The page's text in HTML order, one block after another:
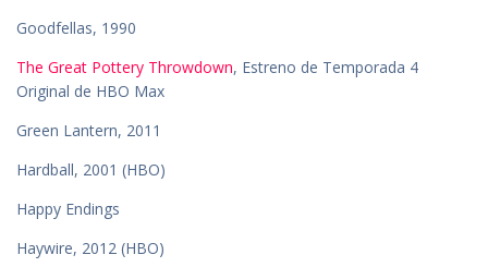
Goodfellas, 1990
The Great Pottery Throwdown, Estreno de Temporada 4
Original de HBO Max
Green Lantern, 2011
Hardball, 2001 (HBO)
Happy Endings
Haywire, 2012 (HBO)